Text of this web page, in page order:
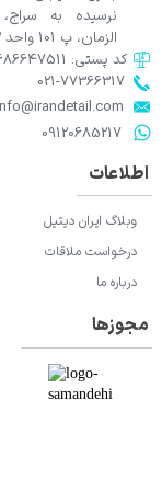
نرسیده به
الزمان، پ 101 واحد 2
021-77366317​​​​​​​​​​​​​​​​​​​​​
​​​​​​​09120685217​​​​​​​
کد پستی: 1686647511
اطلاعات
وبلاگ ایران دیتیل
درخواست ملاقات
درباره ما
مجوزها